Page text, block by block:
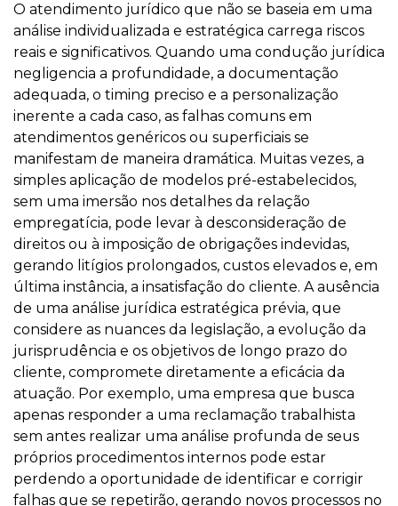
O atendimento jurídico que não se baseia em uma
análise individualizada e estratégica carrega riscos
reais e significativos. Quando uma condução jurídica
negligencia a profundidade, a documentação
adequada, o timing preciso e a personalização
inerente a cada caso, as falhas comuns em
atendimentos genéricos ou superficiais se
manifestam de maneira dramática. Muitas vezes, a
simples aplicação de modelos pré-estabelecidos,
sem uma imersão nos detalhes da relação
empregatícia, pode levar à desconsideração de
direitos ou à imposição de obrigações indevidas,
gerando litígios prolongados, custos elevados e, em
última instância, a insatisfação do cliente. A ausência
de uma análise jurídica estratégica prévia, que
considere as nuances da legislação, a evolução da
jurisprudência e os objetivos de longo prazo do
cliente, compromete diretamente a eficácia da
atuação. Por exemplo, uma empresa que busca
apenas responder a uma reclamação trabalhista
sem antes realizar uma análise profunda de seus
próprios procedimentos internos pode estar
perdendo a oportunidade de identificar e corrigir
falhas que se repetirão, gerando novos processos no